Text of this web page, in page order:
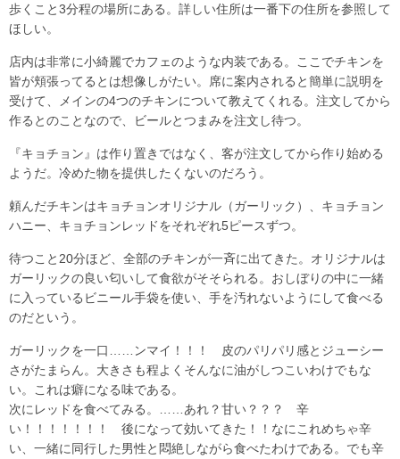
歩くこと3分程の場所にある。詳しい住所は一番下の住所を参照して
ほしい。
店内は非常に小綺麗でカフェのような内装である。ここでチキンを
皆が頬張ってるとは想像しがたい。席に案内されると簡単に説明を
受けて、メインの4つのチキンについて教えてくれる。注文してから
作るとのことなので、ビールとつまみを注文し待つ。
『キョチョン』は作り置きではなく、客が注文してから作り始める
ようだ。冷めた物を提供したくないのだろう。
頼んだチキンはキョチョンオリジナル（ガーリック）、キョチョン
ハニー、キョチョンレッドをそれぞれ5ピースずつ。
待つこと20分ほど、全部のチキンが一斉に出てきた。オリジナルは
ガーリックの良い匂いして食欲がそそられる。おしぼりの中に一緒
に入っているビニール手袋を使い、手を汚れないようにして食べる
のだという。
ガーリックを一口……ンマイ！！！ 皮のパリパリ感とジューシー
さがたまらん。大きさも程よくそんなに油がしつこいわけでもな
い。これは癖になる味である。
次にレッドを食べてみる。……あれ？甘い？？？ 辛
い！！！！！！！ 後になって効いてきた！！なにこれめちゃ辛
い、一緒に同行した男性と悶絶しながら食べたわけである。でも辛